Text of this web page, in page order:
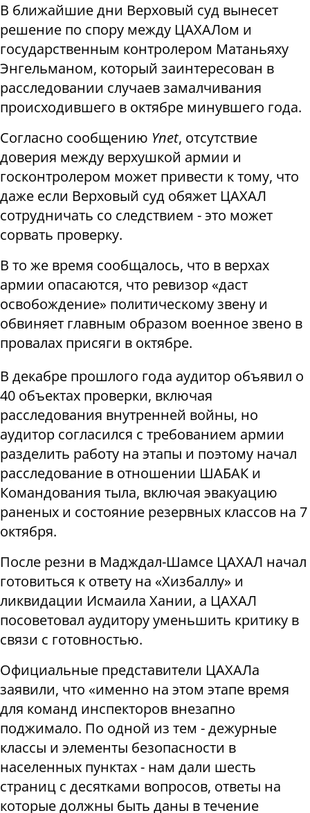
В ближайшие дни Верховый суд вынесет
решение по спору между ЦАХАЛом и
государственным контролером Матаньяху
Энгельманом, который заинтересован в
расследовании случаев замалчивания
происходившего в октябре минувшего года.
Согласно сообщению Ynet, отсутствие
доверия между верхушкой армии и
госконтролером может привести к тому, что
даже если Верховый суд обяжет ЦАХАЛ
сотрудничать со следствием - это может
сорвать проверку.
В то же время сообщалось, что в верхах
армии опасаются, что ревизор «даст
освобождение» политическому звену и
обвиняет главным образом военное звено в
провалах присяги в октябре.
В декабре прошлого года аудитор объявил о
40 объектах проверки, включая
расследования внутренней войны, но
аудитор согласился с требованием армии
разделить работу на этапы и поэтому начал
расследование в отношении ШАБАК и
Командования тыла, включая эвакуацию
раненых и состояние резервных классов на 7
октября.
После резни в Мадждал-Шамсе ЦАХАЛ начал
готовиться к ответу на «Хизбаллу» и
ликвидации Исмаила Хании, а ЦАХАЛ
посоветовал аудитору уменьшить критику в
связи с готовностью.
Официальные представители ЦАХАЛа
заявили, что «именно на этом этапе время
для команд инспекторов внезапно
поджимало. По одной из тем - дежурные
классы и элементы безопасности в
населенных пунктах - нам дали шесть
страниц с десятками вопросов, ответы на
которые должны быть даны в течение